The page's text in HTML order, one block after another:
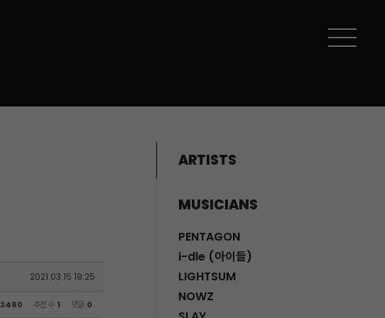
2021.03.15 19:25
2480 추천 수 1 댓글 0
ARTISTS
MUSICIANS
PENTAGON
i-dle (아이들)
LIGHTSUM
NOWZ